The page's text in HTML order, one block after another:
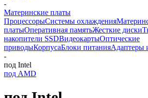
-
Материнские платы
ПроцессорыСистемы охлаждения
платыОперативная памятьЖесткие диски
накопители SSDВидеокартыОптические
приводыКорпусаБлоки питанияАдаптеры
-
под Intel
под AMD